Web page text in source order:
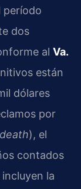
período
dos
al Va.
están
dólares
por
), el
contados
la